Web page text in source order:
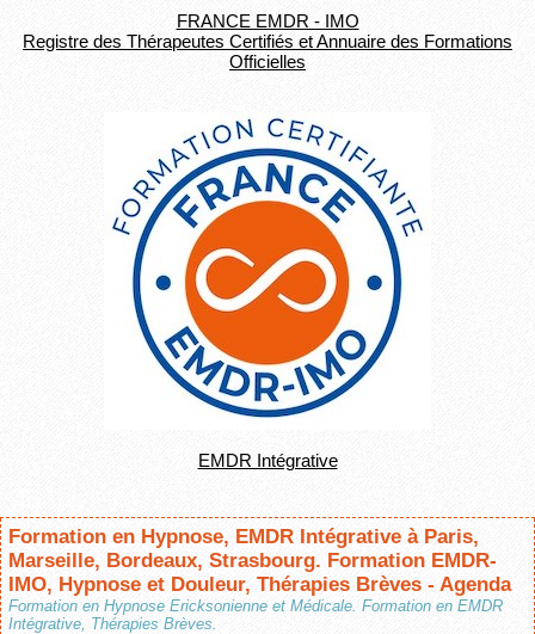
FRANCE EMDR - IMO
Registre des Thérapeutes Certifiés et Annuaire des Formations
Officielles
EMDR Intégrative
Formation en Hypnose, EMDR Intégrative à Paris,
Marseille, Bordeaux, Strasbourg. Formation EMDR-
IMO, Hypnose et Douleur, Thérapies Brèves - Agenda
Formation en Hypnose Ericksonienne et Médicale. Formation en EMDR
Intégrative, Thérapies Brèves.